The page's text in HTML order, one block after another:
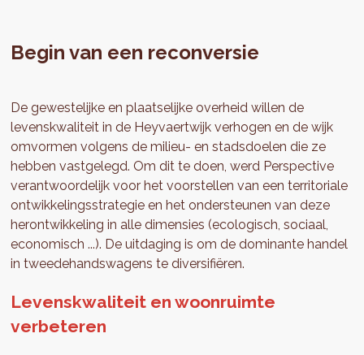
Begin van een reconversie
De gewestelijke en plaatselijke overheid willen de
levenskwaliteit in de Heyvaertwijk verhogen en de wijk
omvormen volgens de milieu- en stadsdoelen die ze
hebben vastgelegd. Om dit te doen, werd Perspective
verantwoordelijk voor het voorstellen van een territoriale
ontwikkelingsstrategie en het ondersteunen van deze
herontwikkeling in alle dimensies (ecologisch, sociaal,
economisch ...). De uitdaging is om de dominante handel
in tweedehandswagens te diversifiëren.
Levenskwaliteit en woonruimte
verbeteren